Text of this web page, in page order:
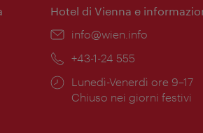
Hotel di Vienna e
Email:
info@wien.info
Telefono:
+43-1-24 555
Orari
di
Lunedì-Venerdì ore 9–17
Chiuso nei giorni festivi